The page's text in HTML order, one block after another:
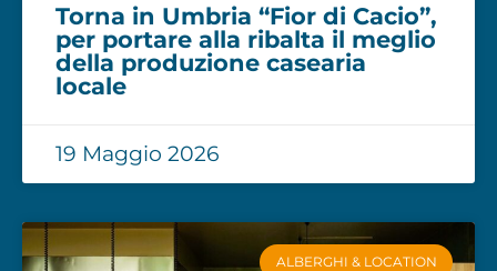
Torna in Umbria “Fior di Cacio”,
per portare alla ribalta il meglio
della produzione casearia
locale
19 Maggio 2026
ALBERGHI & LOCATION